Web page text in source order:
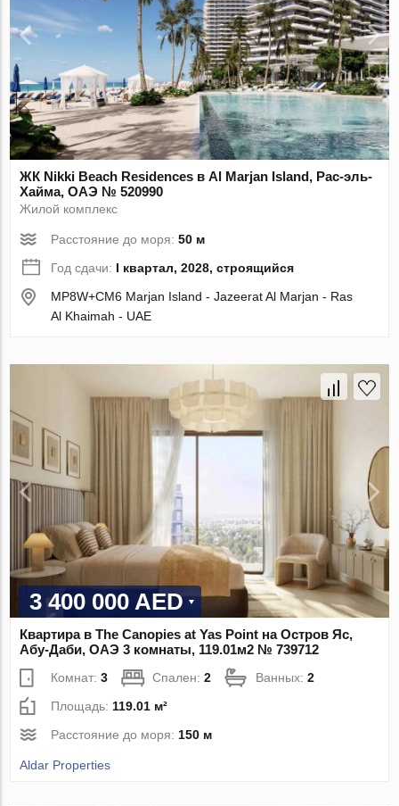
ЖК Nikki Beach Residences в Al Marjan Island, Рас-эль-
Хайма, ОАЭ № 520990
Жилой комплекс
Расстояние до моря:50 м
Год сдачи: I квартал, 2028, строящийся
MP8W+CM6 Marjan Island - Jazeerat Al Marjan - Ras
Al Khaimah - UAE
3 400 000 AED
Квартира в The Canopies at Yas Point на Остров Яс,
Абу-Даби, ОАЭ 3 комнаты, 119.01м2 № 739712
Комнат:3 Спален:2 Ванных:2
Площадь: 119.01 м²
Расстояние до моря: 150 м
Aldar Properties